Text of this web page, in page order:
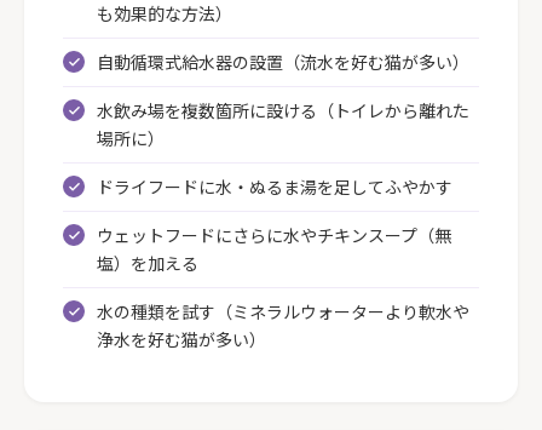
も効果的な方法）
自動循環式給水器の設置（流水を好む猫が多い）
水飲み場を複数箇所に設ける（トイレから離れた
場所に）
ドライフードに水・ぬるま湯を足してふやかす
ウェットフードにさらに水やチキンスープ（無
塩）を加える
水の種類を試す（ミネラルウォーターより軟水や
浄水を好む猫が多い）